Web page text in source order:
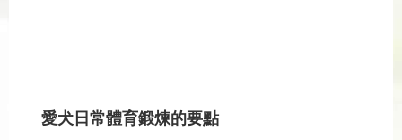
愛犬日常體育鍛煉的要點